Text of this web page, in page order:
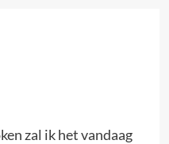
zal ik het vandaag